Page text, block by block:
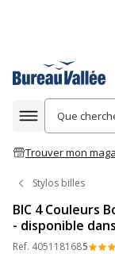
Afficher la
Trouver mon
Stylos billes
BIC 4 Couleurs
- disponible
Ref. 4051181685